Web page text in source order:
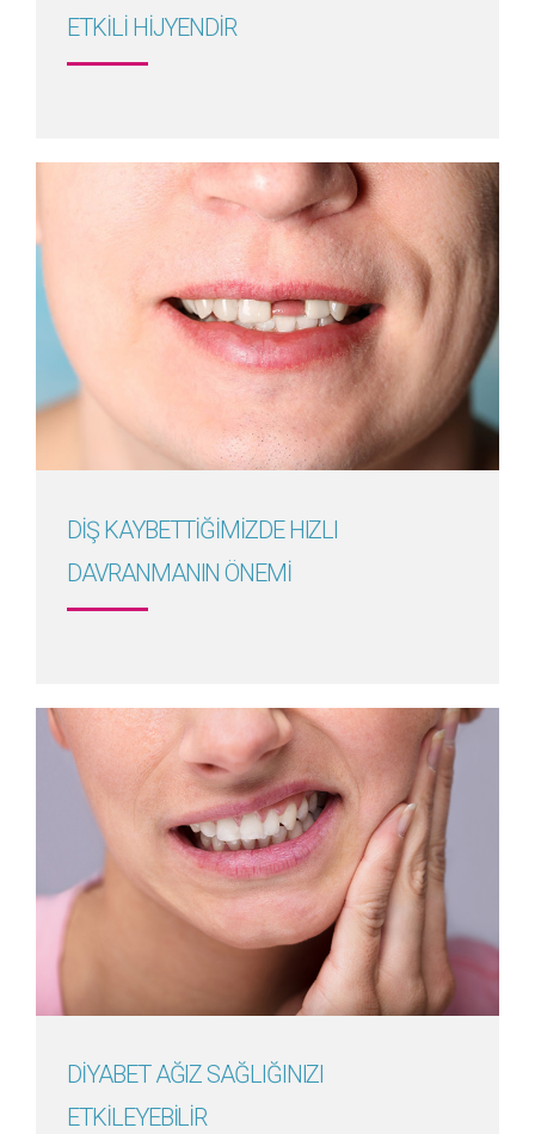
ETKİLİ HİJYENDİR
DİŞ KAYBETTİĞİMİZDE HIZLI
DAVRANMANIN ÖNEMİ
DİYABET AĞIZ SAĞLIĞINIZI
ETKİLEYEBİLİR